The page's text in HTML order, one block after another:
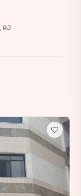
, RJ